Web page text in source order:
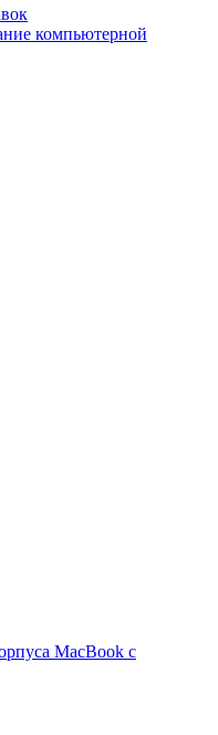
компьютерной
MacBook с